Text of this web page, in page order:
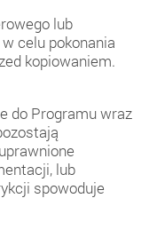
lub
celu pokonania
kopiowaniem.
do Programu wraz
lub
spowoduje